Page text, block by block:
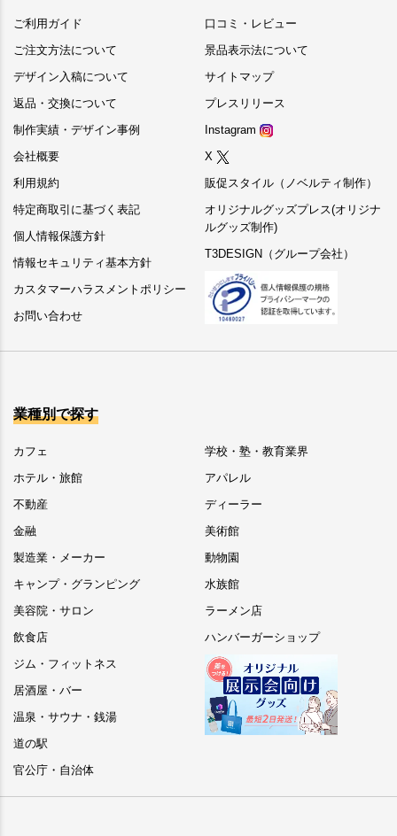
ご利用ガイド
ご注文方法について
デザイン入稿について
返品・交換について
制作実績・デザイン事例
会社概要
利用規約
特定商取引に基づく表記
個人情報保護方針
情報セキュリティ基本方針
カスタマーハラスメントポリシー
お問い合わせ
口コミ・レビュー
景品表示法について
サイトマップ
プレスリリース
Instagram
X
販促スタイル（ノベルティ制作）
オリジナルグッズプレス(オリジナ
ルグッズ制作)
T3DESIGN（グループ会社）
業種別で探す
カフェ
ホテル・旅館
不動産
金融
製造業・メーカー
キャンプ・グランピング
美容院・サロン
飲食店
ジム・フィットネス
居酒屋・バー
温泉・サウナ・銭湯
道の駅
官公庁・自治体
学校・塾・教育業界
アパレル
ディーラー
美術館
動物園
水族館
ラーメン店
ハンバーガーショップ